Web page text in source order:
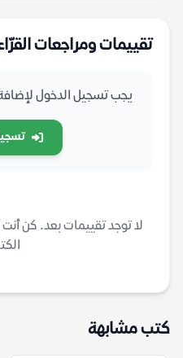
تقييمات ومراجعات
يجب تسجيل الدخول
لا توجد تقييمات بعد. كن
كتب مشابهة